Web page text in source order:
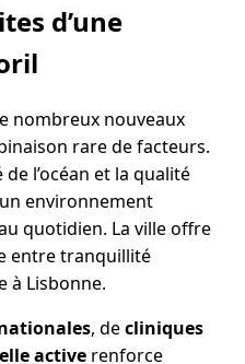
d’une
nombreux nouveaux
rare de facteurs.
l’océan et la qualité
environnement
quotidien. La ville offre
entre tranquillité
à Lisbonne.
, decliniques
active renforce